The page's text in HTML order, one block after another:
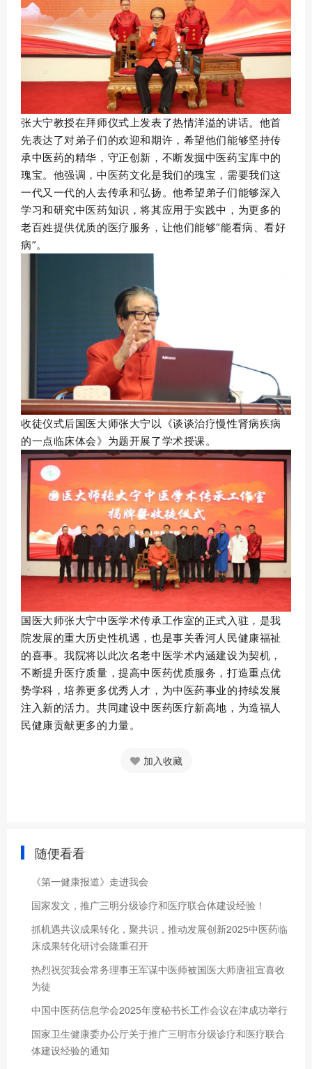
张大宁教授在拜师仪式上发表了热情洋溢的讲话。他首
先表达了对弟子们的欢迎和期许，希望他们能够坚持传
承中医药的精华，守正创新，不断发掘中医药宝库中的
瑰宝。他强调，中医药文化是我们的瑰宝，需要我们这
一代又一代的人去传承和弘扬。他希望弟子们能够深入
学习和研究中医药知识，将其应用于实践中，为更多的
老百姓提供优质的医疗服务，让他们能够“能看病、看好
病”。
收徒仪式后国医大师张大宁以《谈谈治疗慢性肾病疾病
的一点临床体会》为题开展了学术授课。
国医大师张大宁中医学术传承工作室的正式入驻，是我
院发展的重大历史性机遇，也是事关香河人民健康福祉
的喜事。我院将以此次名老中医学术内涵建设为契机，
不断提升医疗质量，提高中医药优质服务，打造重点优
势学科，培养更多优秀人才，为中医药事业的持续发展
注入新的活力。共同建设中医药医疗新高地，为造福人
民健康贡献更多的力量。
加入收藏
随便看看
《第一健康报道》走进我会
国家发文，推广三明分级诊疗和医疗联合体建设经验！
抓机遇共议成果转化，聚共识，推动发展创新2025中医药临
床成果转化研讨会隆重召开
热烈祝贺我会常务理事王军谋中医师被国医大师唐祖宣喜收
为徒
中国中医药信息学会2025年度秘书长工作会议在津成功举行
国家卫生健康委办公厅关于推广三明市分级诊疗和医疗联合
体建设经验的通知